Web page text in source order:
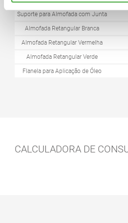
Suporte para Almofada com Junta
Almofada Retangular Branca
Almofada Retangular Vermelha
Almofada Retangular Verde
Flanela para Aplicação de Óleo
CALCULADORA DE